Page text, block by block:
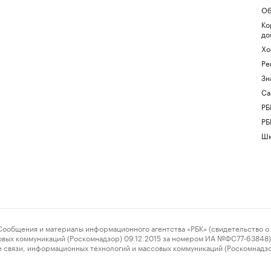
и материалы информационного агентства «РБК» (свидетельство о
коммуникаций (Роскомнадзор) 09.12.2015 за номером ИА №ФС77-63848)
информационных технологий и массовых коммуникаций